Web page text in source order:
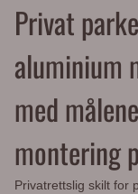
Privat
aluminium
med
montering
Privatrettslig skilt for